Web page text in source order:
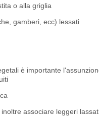
o alla griglia
gamberi, ecc) lessati
è importante
associare leggeri